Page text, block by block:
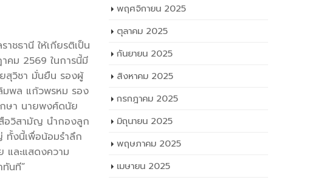
ชธานี ให้เกียรติเป็น
คม 2569 ในการนี้มี
สุวิชา มั่นยืน รองผู้
มพล แก้วพรหม รอง
กษา นายพงศ์ดนัย
อวิสามัญ นำกองลูก
ทั้งนี้เพื่อน้อมรำลึก
และแสดงความ
นที”
พฤศจิกายน 2025
ตุลาคม 2025
กันยายน 2025
สิงหาคม 2025
กรกฎาคม 2025
มิถุนายน 2025
พฤษภาคม 2025
เมษายน 2025